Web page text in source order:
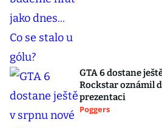
GTA 6 dostane
Rockstar oznámil
prezentaci
Poggers